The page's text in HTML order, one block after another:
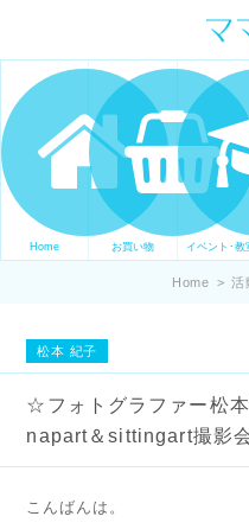
ママの才能発
表現ステージ
ンスを表現し
Home お買い物 イベント･教
Home > 活
松本 紀子
☆フォトグラファー松
napart＆sittingart撮影
こんばんは。